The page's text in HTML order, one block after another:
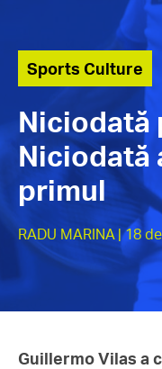
Sports Culture
Niciodată
Niciodată
primul
RADU MARINA | 18
Guillermo Vilas a